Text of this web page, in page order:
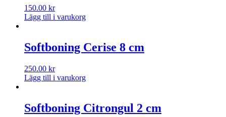
150.00 kr
Lägg till i varukorg
Softboning Cerise 8 cm
250.00 kr
Lägg till i varukorg
Softboning Citrongul 2 cm